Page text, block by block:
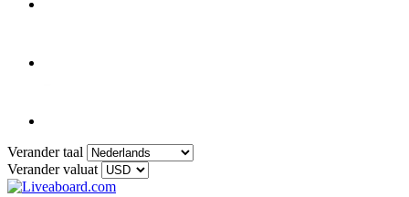
Verander taal
Verander valuat